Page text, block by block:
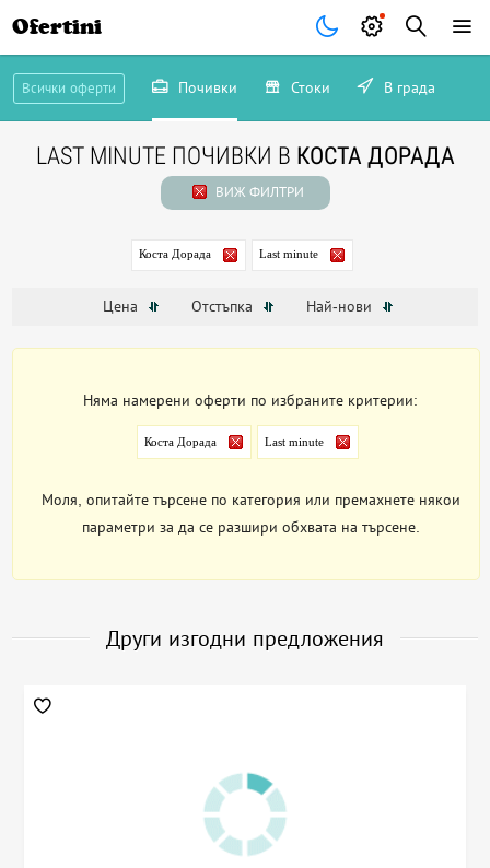
Ofertini
Всички оферти Почивки Стоки В града
LAST MINUTE ПОЧИВКИ В КОСТА ДОРАДА
ВИЖ ФИЛТРИ
Коста Дорада Last minute
Цена Отстъпка Най-нови
Няма намерени оферти по избраните критерии:
Коста Дорада Last minute
Моля, опитайте търсене по категория или премахнете някои
параметри за да се разшири обхвата на търсене.
Други изгодни предложения